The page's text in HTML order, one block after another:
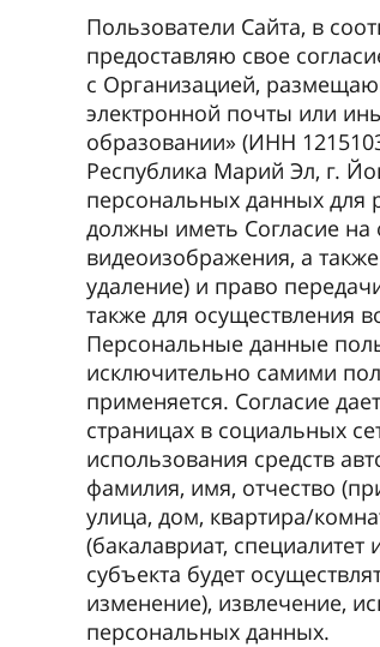
Пользователи Сайта, в
предоставляю свое
с Организацией,
электронной почты или
образовании» (ИНН
Республика Марий Эл, г.
персональных данных для
должны иметь Согласие
видеоизображения, а
удаление) и право
также для осуществления
Персональные данные
исключительно самими
применяется. Согласие
страницах в социальных
использования средств
фамилия, имя, отчество
улица, дом, квартира/
(бакалавриат,
субъекта будет
изменение), извлечение,
персональных данных.